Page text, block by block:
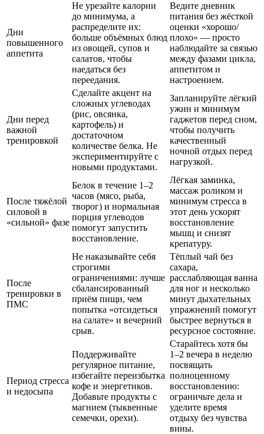
Дни
повышенного
аппетита
Не урезайте калории
до минимума, а
распределите их:
больше объёмных блюд
из овощей, супов и
салатов, чтобы
наедаться без
переедания.
Ведите дневник
питания без жёсткой
оценки «хорошо/
плохо» — просто
наблюдайте за связью
между фазами цикла,
аппетитом и
настроением.
Дни перед
важной
тренировкой
Сделайте акцент на
сложных углеводах
(рис, овсянка,
картофель) и
достаточном
количестве белка. Не
экспериментируйте с
новыми продуктами.
Запланируйте лёгкий
ужин и минимум
гаджетов перед сном,
чтобы получить
качественный
ночной отдых перед
нагрузкой.
После тяжёлой
силовой в
«сильной» фазе
Белок в течение 1–2
часов (мясо, рыба,
творог) и нормальная
порция углеводов
помогут запустить
восстановление.
Лёгкая заминка,
массаж роликом и
минимум стресса в
этот день ускорят
восстановление
мышц и снизят
крепатуру.
После
тренировки в
ПМС
Не наказывайте себя
строгими
ограничениями: лучше
сбалансированный
приём пищи, чем
попытка «отсидеться
на салате» и вечерний
срыв.
Тёплый чай без
сахара,
расслабляющая ванна
для ног и несколько
минут дыхательных
упражнений помогут
быстрее вернуться в
ресурсное состояние.
Период стресса
и недосыпа
Поддерживайте
регулярное питание,
избегайте переизбытка
кофе и энергетиков.
Добавьте продукты с
магнием (тыквенные
семечки, орехи).
Старайтесь хотя бы
1–2 вечера в неделю
посвящать
полноценному
восстановлению:
ограничьте дела и
уделите время
отдыху без чувства
вины.